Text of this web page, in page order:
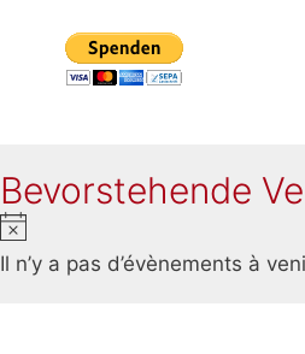
Bevorstehende
o
Il n’y a pas d’évènements à